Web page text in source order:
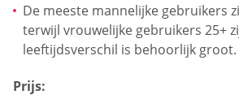
De meeste mannelijke gebruikers
terwijl vrouwelijke gebruikers 25+
leeftijdsverschil is behoorlijk groot.
Prijs: